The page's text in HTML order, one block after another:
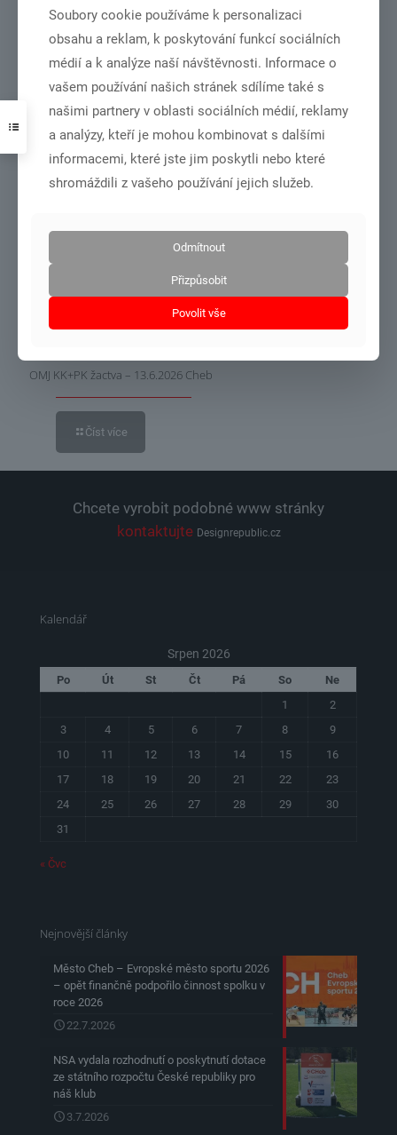
DSC01001
MČR dorost+junioři – Olomouc 27.6.-28.6.2026
Číst více
OMJ KK+PK žactva – 13.6.2026 Cheb
Číst více
Chcete vyrobit podobné www stránky
kontaktujte Designrepublic.cz
Kalendář
Srpen 2026
Po Út St Čt Pá So
Ne
1
2
3
4 5 6 7 8
9
10
11 12 13 14 15
16
17
18 19 20 21 22
23
24
25 26 27 28 29
30
31
« Čvc
Nejnovější články
Město Cheb – Evropské město sportu 2026
– opět finančně podpořilo činnost spolku v
roce 2026
22.7.2026
NSA vydala rozhodnutí o poskytnutí dotace
ze státního rozpočtu České republiky pro
náš klub
3.7.2026
Soubory cookie používáme k personalizaci
obsahu a reklam, k poskytování funkcí sociálních
médií a k analýze naší návštěvnosti. Informace o
vašem používání našich stránek sdílíme také s
našimi partnery v oblasti sociálních médií, reklamy
a analýzy, kteří je mohou kombinovat s dalšími
informacemi, které jste jim poskytli nebo které
shromáždili z vašeho používání jejich služeb.
Odmítnout
Přizpůsobit
Povolit vše